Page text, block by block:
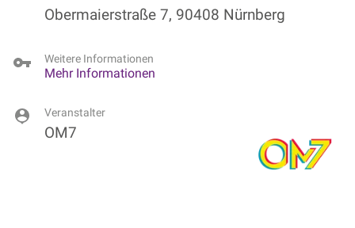
Obermaierstraße 7, 90408 Nürnberg
Weitere Informationen
Mehr Informationen
Veranstalter
OM7